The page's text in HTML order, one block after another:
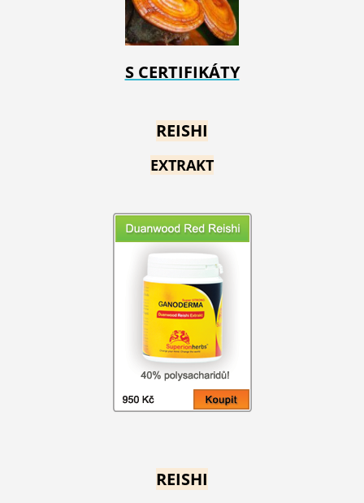
S CERTIFIKÁTY
REISHI
EXTRAKT
REISHI